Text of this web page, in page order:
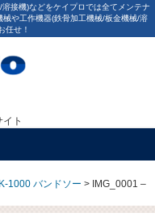
接機)などをケイプロでは全てメンテナ
や工作機器(鉄骨加工機械/板金機械/溶
任せ！
ト
1000 バンドソー > IMG_0001 –